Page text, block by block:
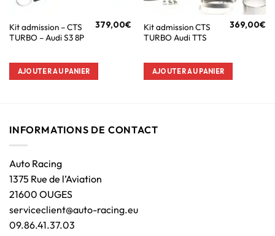
Kit admission – CTS
TURBO – Audi S3 8P
379,00€
AJOUTER AU PANIER
Kit admission CTS
TURBO Audi TTS
369,00€
AJOUTER AU PANIER
INFORMATIONS DE CONTACT
Auto Racing
1375 Rue de l’Aviation
21600 OUGES
serviceclient@auto-racing.eu
09.86.41.37.03